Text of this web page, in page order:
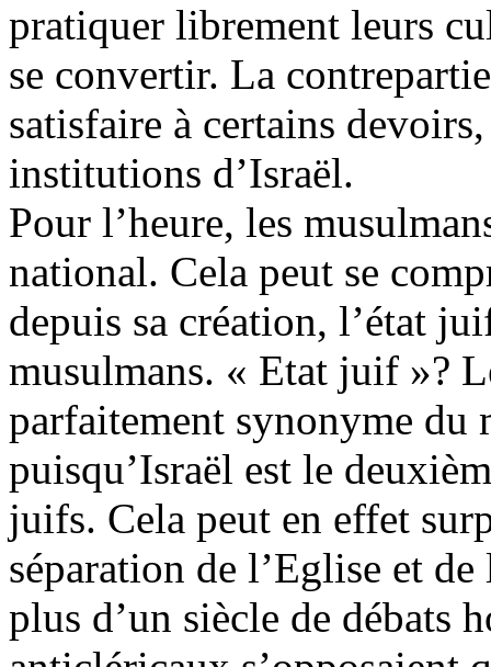
pratiquer librement leurs
se convertir. La
satisfaire à certains
institutions d’Israël.
Pour l’heure, les
national. Cela peut se
depuis sa création, l’état
musulmans. « Etat juif »?
parfaitement synonyme du
puisqu’Israël est le
juifs. Cela peut en effet
séparation de l’Eglise et
plus d’un siècle de débats